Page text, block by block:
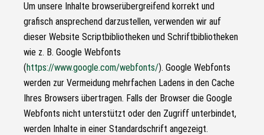
Um unsere Inhalte browserübergreifend korrekt und
grafisch ansprechend darzustellen, verwenden wir auf
dieser Website Scriptbibliotheken und Schriftbibliotheken
wie z. B. Google Webfonts
(https://www.google.com/webfonts/). Google Webfonts
werden zur Vermeidung mehrfachen Ladens in den Cache
Ihres Browsers übertragen. Falls der Browser die Google
Webfonts nicht unterstützt oder den Zugriff unterbindet,
werden Inhalte in einer Standardschrift angezeigt.